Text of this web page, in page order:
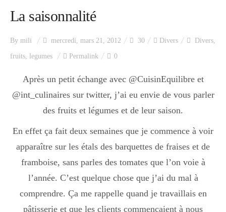
A propos
Index des recettes
Catégories
Apéro
Entrée
plats
La saisonnalité
By mili mercredi, mars 21, 2012 30 Divers Divers,
fruits, legumes Permalink 0
Après un petit échange avec @CuisinEquilibre et
@int_culinaires sur twitter, j’ai eu envie de vous parler
des fruits et légumes et de leur saison.
En effet ça fait deux semaines que je commence à voir
apparaître sur les étals des barquettes de fraises et de
framboise, sans parles des tomates que l’on voie à
l’année. C’est quelque chose que j’ai du mal à
comprendre. Ça me rappelle quand je travaillais en
pâtisserie et que les clients commençaient à nous